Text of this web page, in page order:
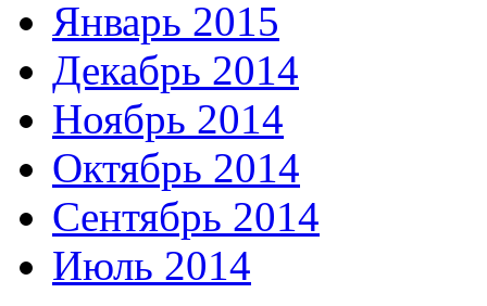
Январь 2015
Декабрь 2014
Ноябрь 2014
Октябрь 2014
Сентябрь 2014
Июль 2014